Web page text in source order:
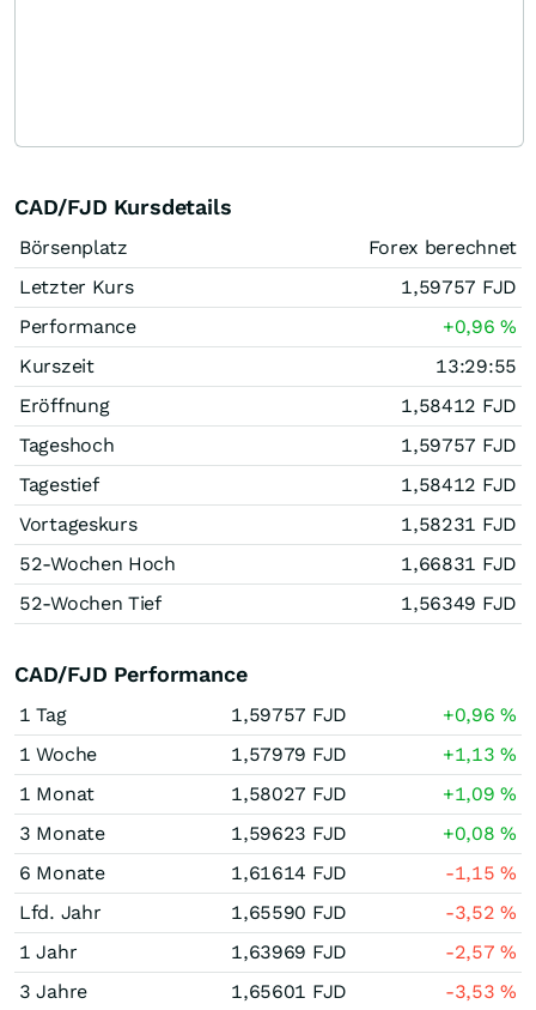
CAD/FJD Kursdetails
Börsenplatz
Forex berechnet
Letzter Kurs
1,59757 FJD
Performance
+0,96%
Kurszeit
13:29:55
Eröffnung
1,58412 FJD
Tageshoch
1,59757 FJD
Tagestief
1,58412 FJD
Vortageskurs
1,58231 FJD
52-Wochen Hoch
1,66831 FJD
52-Wochen Tief
1,56349 FJD
CAD/FJD Performance
1 Tag 1,59757 FJD +0,96%
1 Woche
1,57979 FJD +1,13%
1 Monat
1,58027 FJD +1,09%
3 Monate
1,59623 FJD +0,08%
6 Monate
1,61614 FJD -1,15%
Lfd. Jahr
1,65590 FJD -3,52%
1 Jahr
1,63969 FJD -2,57%
3 Jahre
1,65601 FJD -3,53%